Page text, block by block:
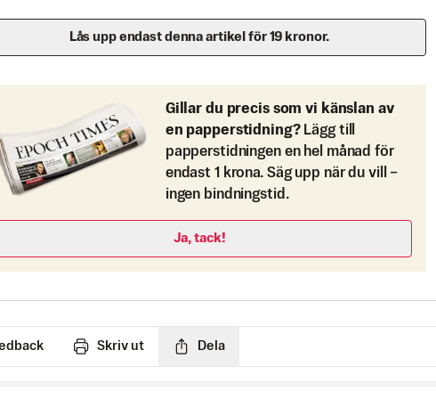
Lås upp endast denna artikel för 19 kronor.
Gillar du precis som vi känslan av
en papperstidning? Lägg till
papperstidningen en hel månad för
endast 1 krona. Säg upp när du vill –
ingen bindningstid.
Ja, tack!
Skriv ut Dela